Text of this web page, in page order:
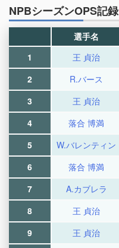
NPBシーズンOPS記録
選手名
1
王 貞治
2
R.バース
3
王 貞治
4
落合 博満
5
W.バレンティン
6
落合 博満
7
A.カブレラ
8
王 貞治
9
王 貞治